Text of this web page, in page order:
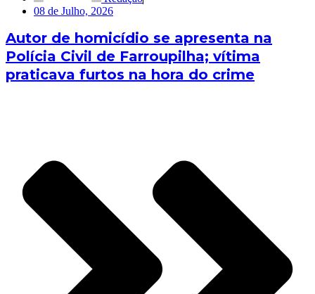
08 de Julho, 2026
Autor de homicídio se apresenta na
Polícia Civil de Farroupilha; vítima
praticava furtos na hora do crime